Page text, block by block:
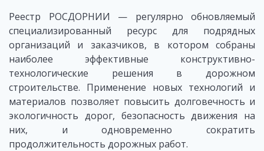
Реестр РОСДОРНИИ — регулярно обновляемый
специализированный ресурс для подрядных
организаций и заказчиков, в котором собраны
наиболее эффективные конструктивно-
технологические решения в дорожном
строительстве. Применение новых технологий и
материалов позволяет повысить долговечность и
экологичность дорог, безопасность движения на
них, и одновременно сократить
продолжительность дорожных работ.